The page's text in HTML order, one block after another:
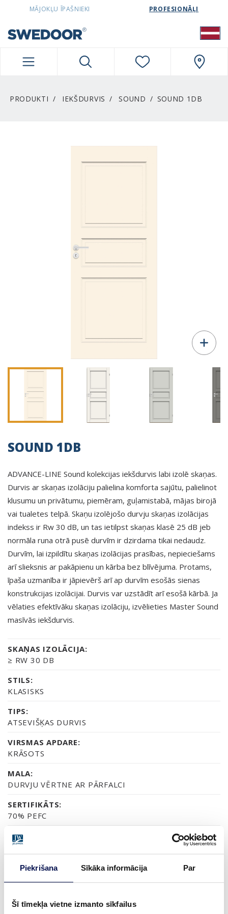
Piekrišana Sīkāka informācija Par
Šī tīmekļa vietne izmanto sīkfailus
SWEDOORLATVIA NAVIGATION
MĀJOKĻU ĪPAŠNIEKI PROFESIONĀĻI
PRODUKTI IEKŠDURVIS SOUND SOUND 1DB
SOUND 1DB
ADVANCE-LINE Sound kolekcijas iekšdurvis labi izolē skaņas.
Durvis ar skaņas izolāciju palielina komforta sajūtu, palielinot
klusumu un privātumu, piemēram, guļamistabā, mājas birojā
vai tualetes telpā. Skaņu izolējošo durvju skaņas izolācijas
indekss ir Rw 30 dB, un tas ietilpst skaņas klasē 25 dB jeb
normāla runa otrā pusē durvīm ir dzirdama tikai nedaudz.
Durvīm, lai izpildītu skaņas izolācijas prasības, nepieciešams
arī slieksnis ar pakāpienu un kārba bez blīvējuma. Protams,
īpaša uzmanība ir jāpievērš arī ap durvīm esošās sienas
konstrukcijas izolācijai. Durvis var uzstādīt arī esošā kārbā. Ja
vēlaties efektīvāku skaņas izolāciju, izvēlieties Master Sound
masīvās iekšdurvis.
SKAŅAS IZOLĀCIJA:
≥ RW 30 DB
STILS:
KLASISKS
TIPS:
ATSEVIŠĶAS DURVIS
VIRSMAS APDARE:
KRĀSOTS
MALA:
DURVJU VĒRTNE AR PĀRFALCI
SERTIFIKĀTS:
70% PEFC
GARANTIJA:
2 GADU PRODUKTA GARANTIJA
NCS S0502-YNCS S0500-NNCS S1502-G50Y
NCS S5500-N